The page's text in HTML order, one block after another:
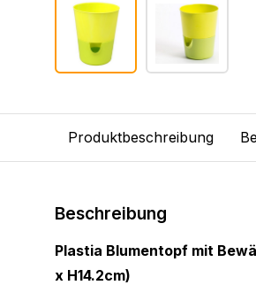
Produktbeschreibung
Beschreibung
Plastia Blumentopf mit
x H14.2cm)